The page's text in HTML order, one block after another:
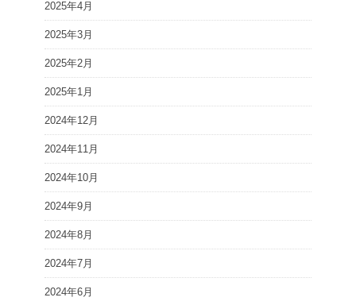
2025年4月
2025年3月
2025年2月
2025年1月
2024年12月
2024年11月
2024年10月
2024年9月
2024年8月
2024年7月
2024年6月